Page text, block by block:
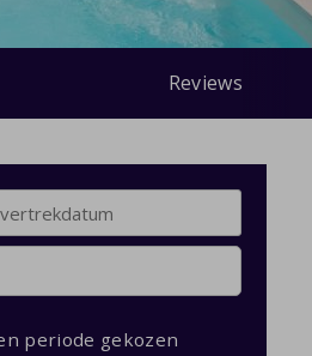
Reviews
periode gekozen